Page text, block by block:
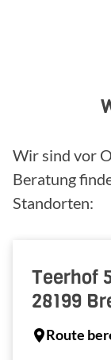
Wir sind vor
Beratung
Standorten:
Teerhof
28199
Route